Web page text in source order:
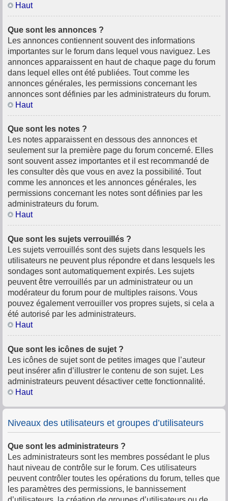
Haut
Que sont les annonces ?
Les annonces contiennent souvent des informations
importantes sur le forum dans lequel vous naviguez. Les
annonces apparaissent en haut de chaque page du forum
dans lequel elles ont été publiées. Tout comme les
annonces générales, les permissions concernant les
annonces sont définies par les administrateurs du forum.
Haut
Que sont les notes ?
Les notes apparaissent en dessous des annonces et
seulement sur la première page du forum concerné. Elles
sont souvent assez importantes et il est recommandé de
les consulter dès que vous en avez la possibilité. Tout
comme les annonces et les annonces générales, les
permissions concernant les notes sont définies par les
administrateurs du forum.
Haut
Que sont les sujets verrouillés ?
Les sujets verrouillés sont des sujets dans lesquels les
utilisateurs ne peuvent plus répondre et dans lesquels les
sondages sont automatiquement expirés. Les sujets
peuvent être verrouillés par un administrateur ou un
modérateur du forum pour de multiples raisons. Vous
pouvez également verrouiller vos propres sujets, si cela a
été autorisé par les administrateurs.
Haut
Que sont les icônes de sujet ?
Les icônes de sujet sont de petites images que l’auteur
peut insérer afin d’illustrer le contenu de son sujet. Les
administrateurs peuvent désactiver cette fonctionnalité.
Haut
Niveaux des utilisateurs et groupes d’utilisateurs
Que sont les administrateurs ?
Les administrateurs sont les membres possédant le plus
haut niveau de contrôle sur le forum. Ces utilisateurs
peuvent contrôler toutes les opérations du forum, telles que
les paramètres des permissions, le bannissement